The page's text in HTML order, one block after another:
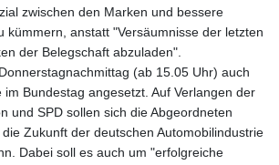
zwischen den Marken und bessere
kümmern, anstatt "Versäumnisse der letzten
der Belegschaft abzuladen".
(ab 15.05 Uhr) auch
im Bundestag angesetzt. Auf Verlangen der
und SPD sollen sich die Abgeordneten
Zukunft der deutschen Automobilindustrie
Dabei soll es auch um "erfolgreiche